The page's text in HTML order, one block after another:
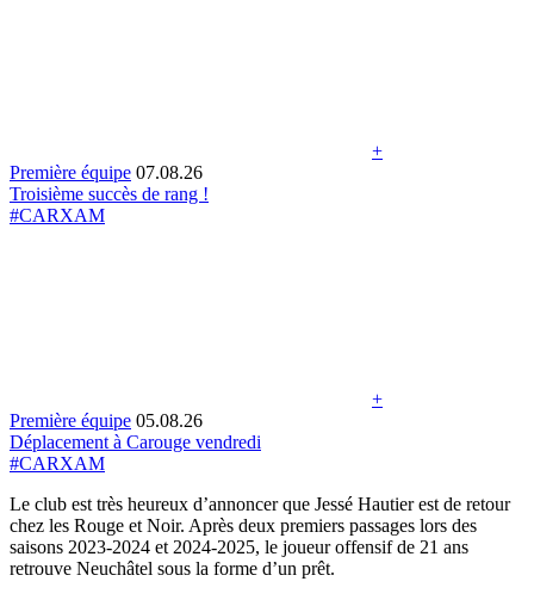
+
Première équipe 07.08.26
Troisième succès de rang !
#CARXAM
+
Première équipe 05.08.26
Déplacement à Carouge vendredi
#CARXAM
Le club est très heureux d’annoncer que Jessé Hautier est de retour
chez les Rouge et Noir. Après deux premiers passages lors des
saisons 2023-2024 et 2024-2025, le joueur offensif de 21 ans
retrouve Neuchâtel sous la forme d’un prêt.